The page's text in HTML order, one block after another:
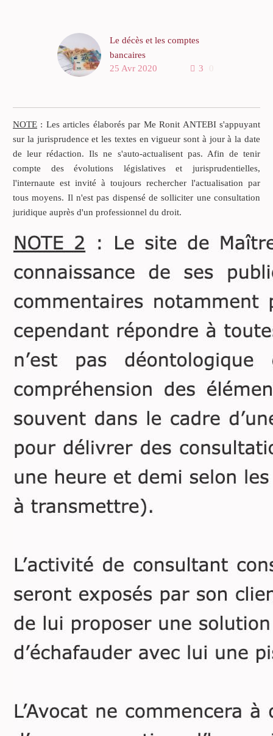
Le décès et les comptes
bancaires
disparates, formé en
secondes noces selon le
régime de la séparation des
biens. Le régime de la
séparation des biens
n’empêche pas le couple
d’ouvrir ou de transformer
un compte en compte joint.
3 0
25 Avr 2020
NOTE : Les articles élaborés par Me Ronit ANTEBI s'appuyant
sur la jurisprudence et les textes en vigueur sont à jour à la date
de leur rédaction. Ils ne s'auto-actualisent pas. Afin de tenir
compte des évolutions législatives et jurisprudentielles,
l'internaute est invité à toujours rechercher l'actualisation par
tous moyens. Il n'est pas dispensé de solliciter une consultation
juridique auprès d'un professionnel du droit.